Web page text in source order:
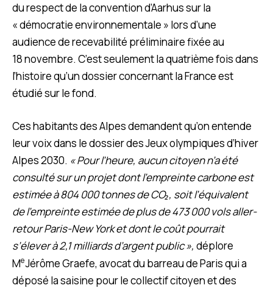
du respect de la convention d’Aarhus sur la
« démocratie environnementale » lors d’une
audience de recevabilité préliminaire fixée au
18 novembre. C’est seulement la quatrième fois dans
l’histoire qu’un dossier concernant la France est
étudié sur le fond.
Ces habitants des Alpes demandent qu’on entende
leur voix dans le dossier des Jeux olympiques d’hiver
Alpes 2030. « Pour l’heure, aucun citoyen n’a été
consulté sur un projet dont l’empreinte carbone est
estimée à 804 000 tonnes de CO₂, soit l’équivalent
de l’empreinte estimée de plus de 473 000 vols aller-
retour Paris-New York et dont le coût pourrait
s’élever à 2,1 milliards d’argent public », déplore
MeJérôme Graefe, avocat du barreau de Paris qui a
déposé la saisine pour le collectif citoyen et des